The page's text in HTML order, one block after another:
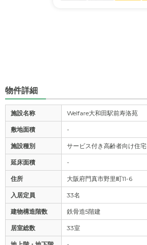
物件詳細
施設名称 Welfare大和田駅前寿洛苑
敷地面積 -
施設種別 サービス付き高齢者向け住宅
延床面積 -
住所 大阪府門真市野里町11-6
入居定員 33名
建物構造階数 鉄骨造5階建
居室総数 33室